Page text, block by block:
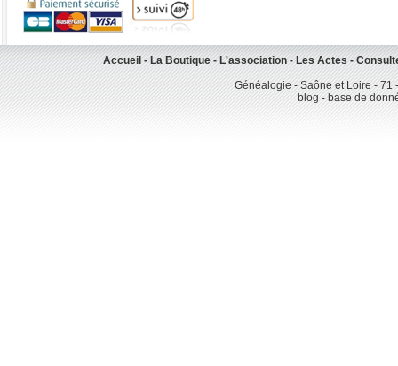
Accueil - La Boutique - L'association - Les Actes -
Généalogie - Saône et Loire -
blog - base de